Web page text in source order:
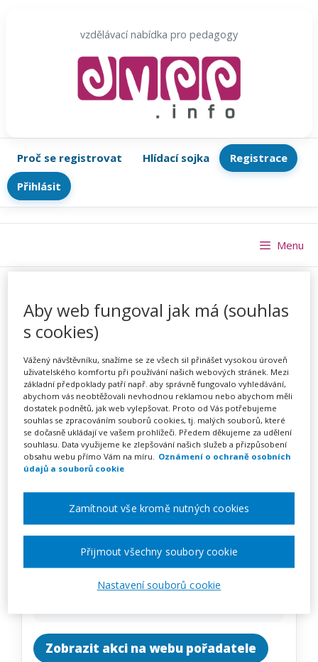
vzdělávací nabídka pro pedagogy
Proč se registrovat Hlídací sojka
Registrace
Přihlásit
Relaxační a dechové
techniky proti stresu
(webinář)
PořádáZřetel, s.r.o.
TERMÍN
12. 11. 2026
ONLINE
Zobrazit akci na webu pořadatele
Menu
Aby web fungoval jak má (souhlas
s cookies)
Vážený návštěvníku, snažíme se ze všech sil přinášet vysokou úroveň
uživatelského komfortu při používání našich webových stránek. Mezi
základní předpoklady patří např. aby správně fungovalo vyhledávání,
abychom vás neobtěžovali nevhodnou reklamou nebo abychom měli
dostatek podnětů, jak web vylepšovat. Proto od Vás potřebujeme
souhlas se zpracováním souborů cookies, tj. malých souborů, které
se dočasně ukládají ve vašem prohlížeči. Předem děkujeme za udělení
souhlasu. Data využijeme ke zlepšování našich služeb a přizpůsobení
obsahu webu přímo Vám na míru. Oznámení o ochraně osobních
údajů a souborů cookie
Nastavení souborů cookie
Zamítnout vše kromě nutných cookies
Přijmout všechny soubory cookie